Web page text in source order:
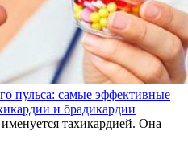
пульса: самые эффективные
и брадикардии
тахикардией. Она